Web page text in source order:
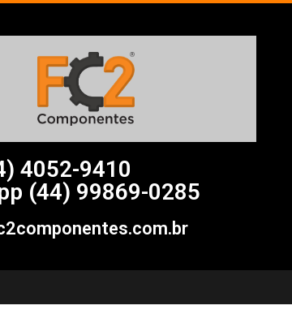
4052-9410
(44) 99869-0285